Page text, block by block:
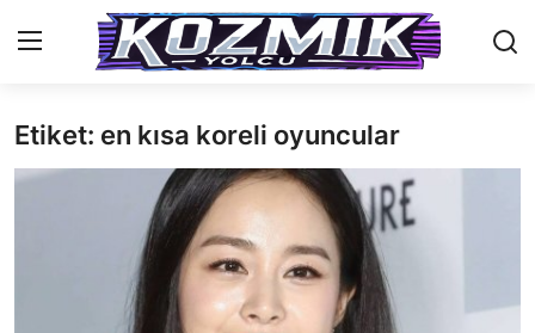
Anasayfa
Anime Önerileri
Etiket: en kısa koreli oyuncular